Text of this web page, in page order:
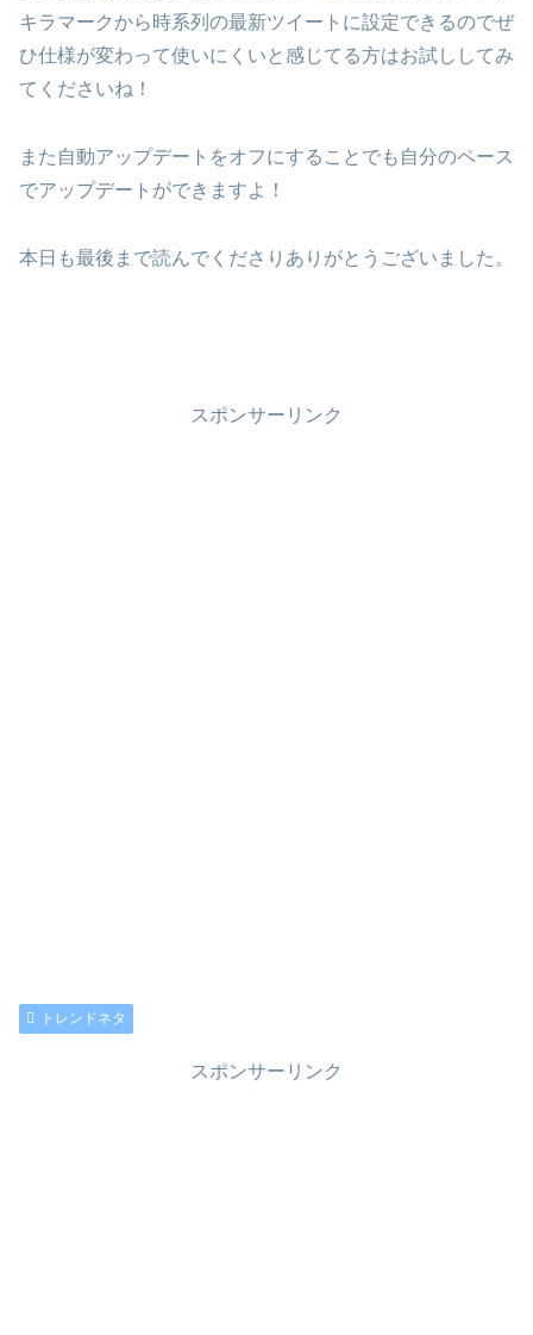
キラマークから時系列の最新ツイートに設定できるのでぜ
ひ仕様が変わって使いにくいと感じてる方はお試ししてみ
てくださいね！
また自動アップデートをオフにすることでも自分のペース
でアップデートができますよ！
本日も最後まで読んでくださりありがとうございました。
スポンサーリンク
トレンドネタ
スポンサーリンク